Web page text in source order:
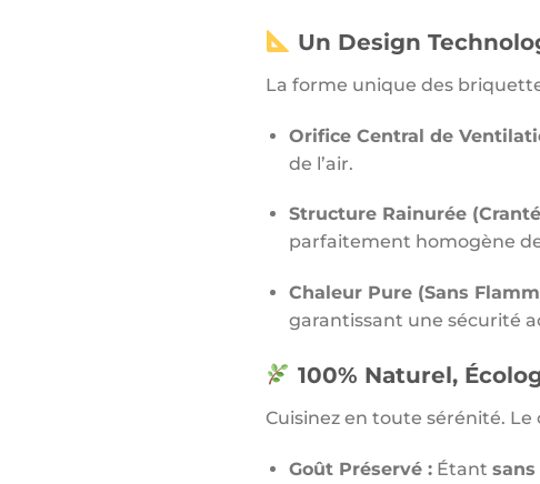
Un Design
La forme unique des
Orifice Central de
de l’air.
Structure Rainurée
parfaitement homogène
Chaleur Pure (Sans
garantissant une sécurité
100% Naturel,
Cuisinez en toute sérénité.
Goût Préservé :Étant